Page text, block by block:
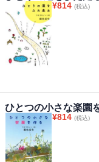
¥814 (税込)
ひとつの小さな楽園
¥814 (税込)